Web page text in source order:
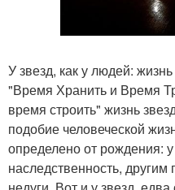
У звезд, как у людей:
"Время Хранить и Время
время строить" жизнь
подобие человеческой
определено от рождения:
наследственность,